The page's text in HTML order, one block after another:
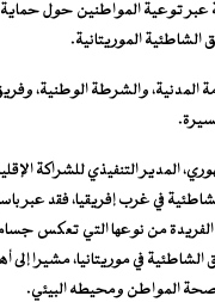
عبر توعية المواطنين حول حماية
الشاطئية الموريتانية.
والشرطة الوطنية،
المدير التنفيذي للشراكة
في غرب إفريقيا، فقد عبر
من نوعها التي تعكس
الشاطئية في موريتانيا، مشيرا
المواطن ومحيطه البيئي.